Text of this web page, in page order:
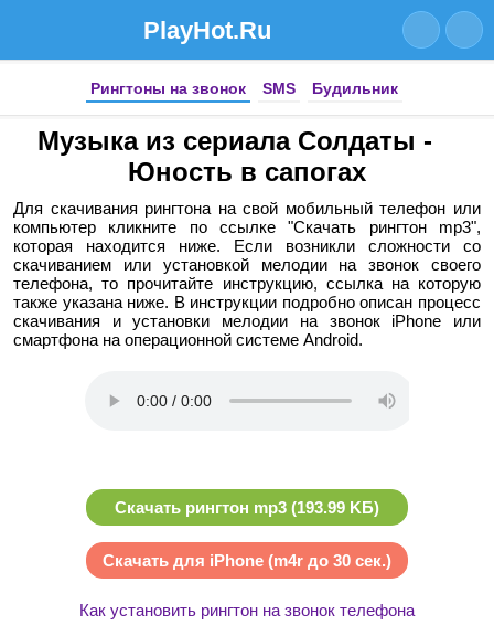
PlayHot.Ru
Рингтоны на звонок SMS Будильник
Музыка из сериала Солдаты -
Юность в сапогах
Для скачивания рингтона на свой мобильный телефон или
компьютер кликните по ссылке "Скачать рингтон mp3",
которая находится ниже. Если возникли сложности со
скачиванием или установкой мелодии на звонок своего
телефона, то прочитайте инструкцию, ссылка на которую
также указана ниже. В инструкции подробно описан процесс
скачивания и установки мелодии на звонок iPhone или
смартфона на операционной системе Android.
Скачать рингтон mp3 (193.99 KБ)
Скачать для iPhone (m4r до 30 сек.)
Как установить рингтон на звонок телефона